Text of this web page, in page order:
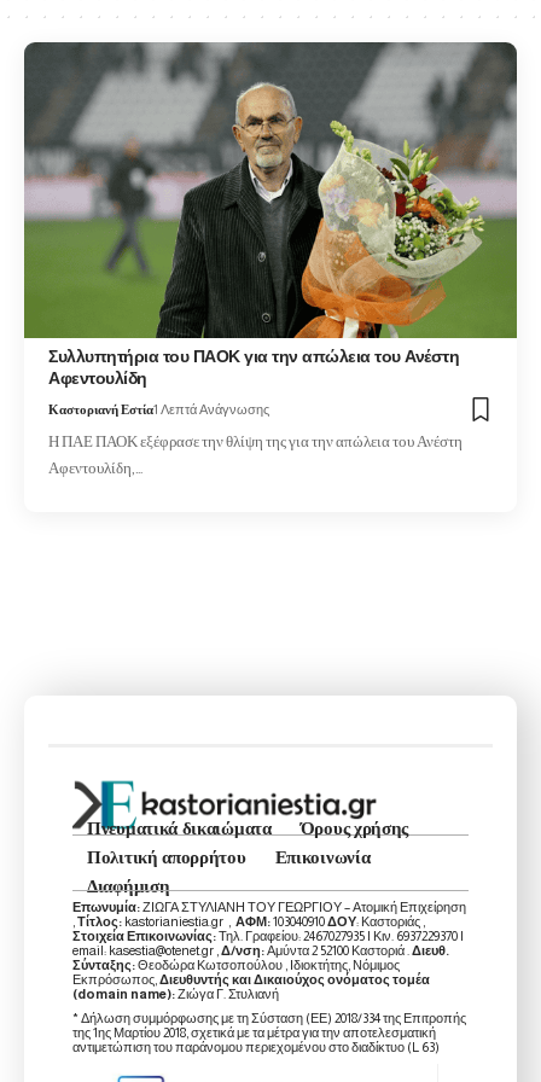
Συλλυπητήρια του ΠΑΟΚ για την απώλεια του Ανέστη
Αφεντουλίδη
Καστοριανή Εστία1 Λεπτά Ανάγνωσης
Η ΠΑΕ ΠΑΟΚ εξέφρασε την θλίψη της για την απώλεια του Ανέστη
Αφεντουλίδη,…
Πνευματικά δικαιώματα
Όρους χρήσης
Πολιτική απορρήτου
Επικοινωνία
Διαφήμιση
Επωνυμία:ΖΙΩΓΑ ΣΤΥΛΙΑΝΗ ΤΟΥ ΓΕΩΡΓΙΟΥ – Ατομική Επιχείρηση
Τίτλος: kastorianiestia.gr , ΑΦΜ:103040910ΔΟΥ: Καστοριάς ,
Στοιχεία Επικοινωνίας:Τηλ. Γραφείου: 2467027935 | Κιν. 6937229370 |
email: kasestia@otenet.gr , Δ/νση:Αμύντα 2 52100 Καστοριά . Διευθ.
Σύνταξης:Θεοδώρα Κωτσοπούλου , Ιδιοκτήτης, Νόμιμος
Εκπρόσωπος, Διευθυντής και Δικαιούχος ονόματος τομέα
(domain name):Ζιώγα Γ. Στυλιανή
* Δήλωση συμμόρφωσης με τη Σύσταση (ΕΕ) 2018/334 της Επιτροπής
της 1ης Μαρτίου 2018, σχετικά με τα μέτρα για την αποτελεσματική
αντιμετώπιση του παράνομου περιεχομένου στο διαδίκτυο (L 63)